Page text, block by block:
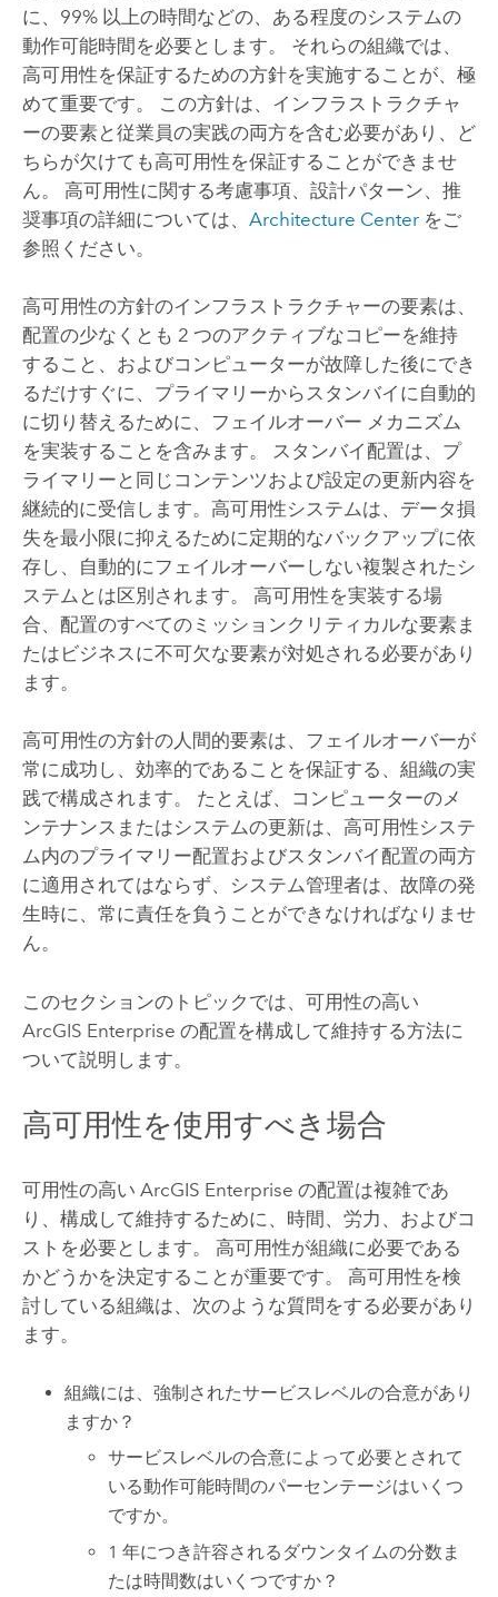
に、99% 以上の時間などの、ある程度のシステムの
動作可能時間を必要とします。 それらの組織では、
高可用性を保証するための方針を実施することが、極
めて重要です。 この方針は、インフラストラクチャ
ーの要素と従業員の実践の両方を含む必要があり、ど
ちらが欠けても高可用性を保証することができませ
ん。 高可用性に関する考慮事項、設計パターン、推
奨事項の詳細については、 Architecture Centerをご
参照ください。
高可用性の方針のインフラストラクチャーの要素は、
配置の少なくとも 2 つのアクティブなコピーを維持
すること、およびコンピューターが故障した後にでき
るだけすぐに、プライマリーからスタンバイに自動的
に切り替えるために、フェイルオーバー メカニズム
を実装することを含みます。 スタンバイ配置は、プ
ライマリーと同じコンテンツおよび設定の更新内容を
継続的に受信します。高可用性システムは、データ損
失を最小限に抑えるために定期的なバックアップに依
存し、自動的にフェイルオーバーしない複製されたシ
ステムとは区別されます。 高可用性を実装する場
合、配置のすべてのミッションクリティカルな要素ま
たはビジネスに不可欠な要素が対処される必要があり
ます。
高可用性の方針の人間的要素は、フェイルオーバーが
常に成功し、効率的であることを保証する、組織の実
践で構成されます。 たとえば、コンピューターのメ
ンテナンスまたはシステムの更新は、高可用性システ
ム内のプライマリー配置およびスタンバイ配置の両方
に適用されてはならず、システム管理者は、故障の発
生時に、常に責任を負うことができなければなりませ
ん。
このセクションのトピックでは、可用性の高い
ArcGIS Enterprise の配置を構成して維持する方法に
ついて説明します。
高可用性を使用すべき場合
可用性の高い ArcGIS Enterprise の配置は複雑であ
り、構成して維持するために、時間、労力、およびコ
ストを必要とします。 高可用性が組織に必要である
かどうかを決定することが重要です。 高可用性を検
討している組織は、次のような質問をする必要があり
ます。
組織には、強制されたサービスレベルの合意があり
ますか？
サービスレベルの合意によって必要とされて
いる動作可能時間のパーセンテージはいくつ
ですか。
1 年につき許容されるダウンタイムの分数ま
たは時間数はいくつですか？